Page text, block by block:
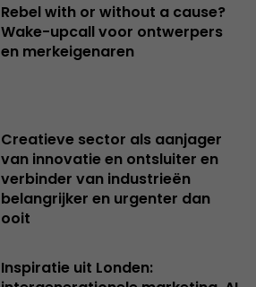
Rebel with or without a cause?
Wake-upcall voor ontwerpers
en merkeigenaren
Creatieve sector als aanjager
van innovatie en ontsluiter en
verbinder van industrieën
belangrijker en urgenter dan
ooit
Inspiratie uit Londen: